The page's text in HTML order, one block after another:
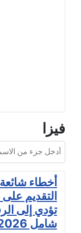
فيزا
أدخل جزء من الاسم
أخطاء
التقديم
تؤدي إلى
شامل 2026